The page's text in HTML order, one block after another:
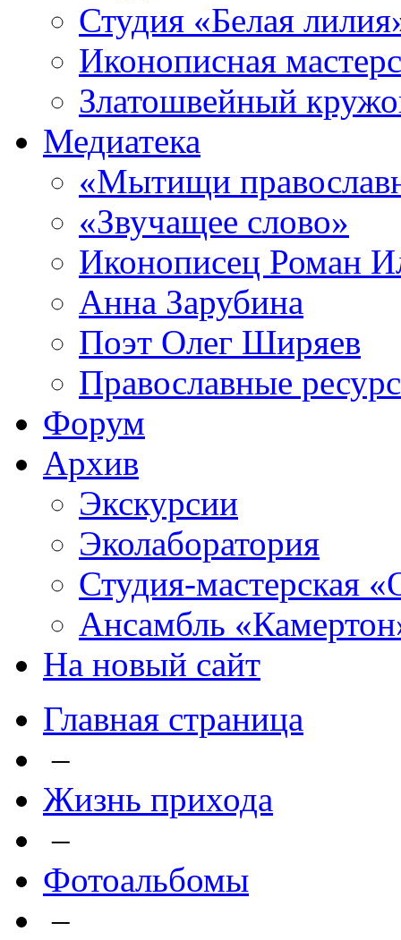
Студия «Белая
Иконописная
Златошвейный
Медиатека
«Мытищи
«Звучащее слово»
Иконописец Роман
Анна Зарубина
Поэт Олег Ширяев
Православные
Форум
Архив
Экскурсии
Эколаборатория
Студия-мастерская
Ансамбль
На новый сайт
Главная страница
–
Жизнь прихода
–
Фотоальбомы
–